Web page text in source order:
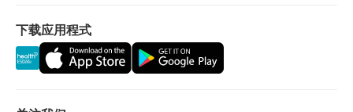
菌、霉菌及其他引发难闻味道的细菌的生长。本产品
为抑菌剂及防霉剂。非腐蚀性涂层。非挥发性残留
物。
下载应用程式